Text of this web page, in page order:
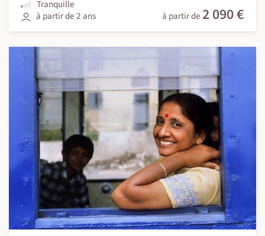
Tranquille
à partir de 2 ans
à partir de 2 090 €